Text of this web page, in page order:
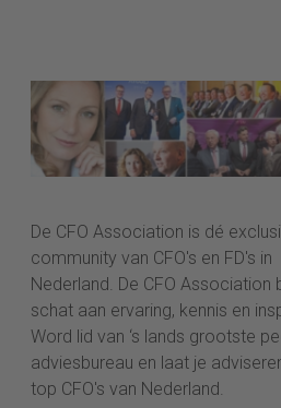
De CFO Association is dé
community van CFO's en FD's in
Nederland. De CFO Association
schat aan ervaring, kennis en
Word lid van ‘s lands grootste
adviesbureau en laat je
top CFO's van Nederland.